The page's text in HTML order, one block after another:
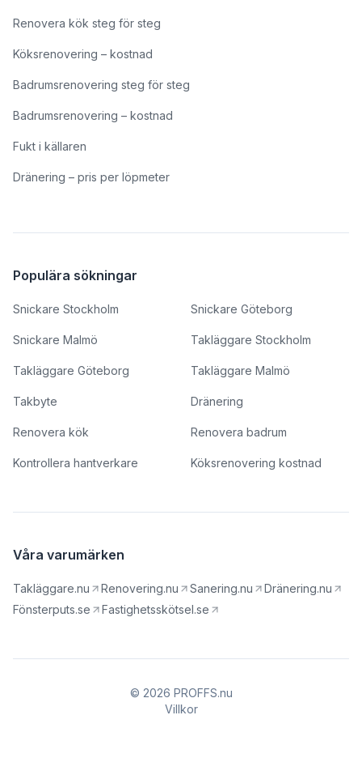
Renovera kök steg för steg
Köksrenovering – kostnad
Badrumsrenovering steg för steg
Badrumsrenovering – kostnad
Fukt i källaren
Dränering – pris per löpmeter
Populära sökningar
Snickare Stockholm Snickare Göteborg
Snickare Malmö Takläggare Stockholm
Takläggare Göteborg Takläggare Malmö
Takbyte Dränering
Renovera kök Renovera badrum
Kontrollera hantverkare Köksrenovering kostnad
Våra varumärken
Takläggare.nu Renovering.nu Sanering.nu
Dränering.nu
Fönsterputs.se
Fastighetsskötsel.se
© 2026 PROFFS.nu
Villkor